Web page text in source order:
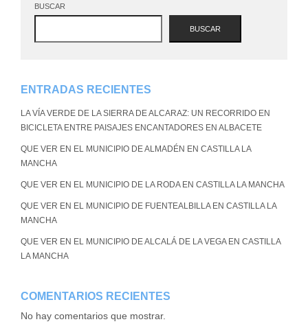
BUSCAR
BUSCAR
ENTRADAS RECIENTES
LA VÍA VERDE DE LA SIERRA DE ALCARAZ: UN RECORRIDO EN
BICICLETA ENTRE PAISAJES ENCANTADORES EN ALBACETE
QUE VER EN EL MUNICIPIO DE ALMADÉN EN CASTILLA LA
MANCHA
QUE VER EN EL MUNICIPIO DE LA RODA EN CASTILLA LA MANCHA
QUE VER EN EL MUNICIPIO DE FUENTEALBILLA EN CASTILLA LA
MANCHA
QUE VER EN EL MUNICIPIO DE ALCALÁ DE LA VEGA EN CASTILLA
LA MANCHA
COMENTARIOS RECIENTES
No hay comentarios que mostrar.